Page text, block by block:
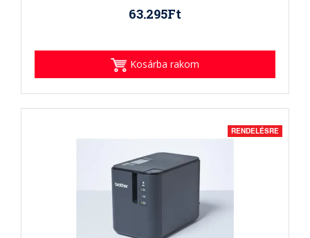
63.295Ft
Kosárba rakom
RENDELÉSRE